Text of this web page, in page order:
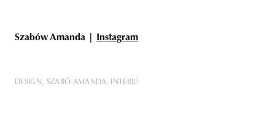
Szabów Amanda | Instagram
DESIGN SZABÓ AMANDA INTERJÚ